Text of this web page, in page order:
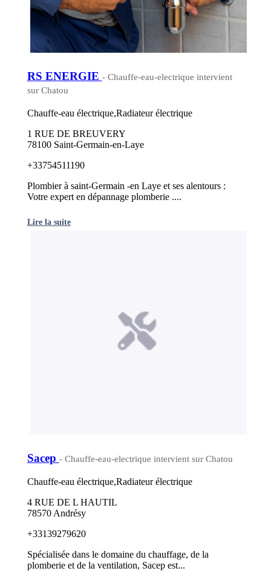
RS ENERGIE - Chauffe-eau-electrique intervient
sur Chatou
Chauffe-eau électrique,Radiateur électrique
1 RUE DE BREUVERY
78100 Saint-Germain-en-Laye
+33754511190
Plombier à saint-Germain -en Laye et ses alentours :
Votre expert en dépannage plomberie ....
Lire la suite
Sacep - Chauffe-eau-electrique intervient sur Chatou
Chauffe-eau électrique,Radiateur électrique
4 RUE DE L HAUTIL
78570 Andrésy
+33139279620
Spécialisée dans le domaine du chauffage, de la
plomberie et de la ventilation, Sacep est...